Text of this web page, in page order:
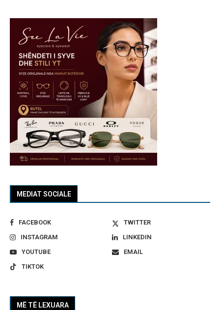
MEDIAT SOCIALE
FACEBOOK
TWITTER
INSTAGRAM
LINKEDIN
YOUTUBE
EMAIL
TIKTOK
MË TË LEXUARA